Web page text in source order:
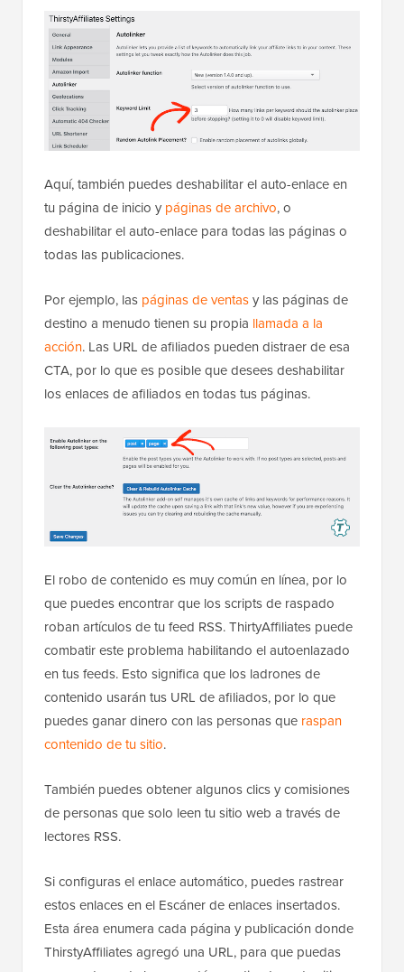
Aquí, también puedes deshabilitar el auto-enlace en
tu página de inicio y páginas de archivo, o
deshabilitar el auto-enlace para todas las páginas o
todas las publicaciones.
Por ejemplo, las páginas de ventasy las páginas de
destino a menudo tienen su propia llamada a la
acción. Las URL de afiliados pueden distraer de esa
CTA, por lo que es posible que desees deshabilitar
los enlaces de afiliados en todas tus páginas.
El robo de contenido es muy común en línea, por lo
que puedes encontrar que los scripts de raspado
roban artículos de tu feed RSS. ThirtyAffiliates puede
combatir este problema habilitando el autoenlazado
en tus feeds. Esto significa que los ladrones de
contenido usarán tus URL de afiliados, por lo que
puedes ganar dinero con las personas que raspan
contenido de tu sitio.
También puedes obtener algunos clics y comisiones
de personas que solo leen tu sitio web a través de
lectores RSS.
Si configuras el enlace automático, puedes rastrear
estos enlaces en el Escáner de enlaces insertados.
Esta área enumera cada página y publicación donde
ThirstyAffiliates agregó una URL, para que puedas